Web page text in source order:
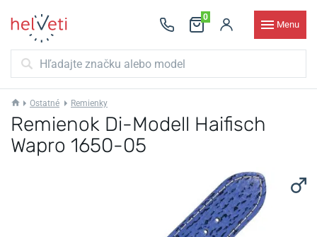
0
Menu
Ostatné Remienky
Remienok Di-Modell Haifisch
Wapro 1650-05